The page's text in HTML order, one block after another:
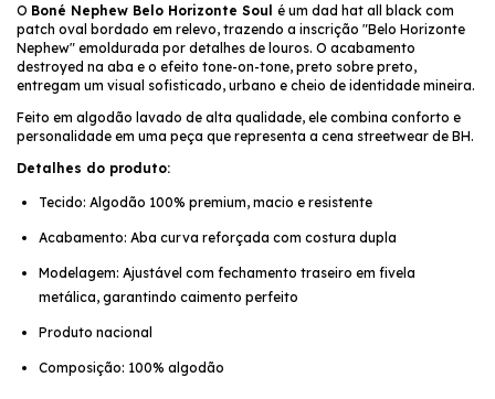
O Boné Nephew Belo Horizonte Soul é um dad hat all black com
patch oval bordado em relevo, trazendo a inscrição "Belo Horizonte
Nephew" emoldurada por detalhes de louros. O acabamento
destroyed na aba e o efeito tone-on-tone, preto sobre preto,
entregam um visual sofisticado, urbano e cheio de identidade mineira.
Feito em algodão lavado de alta qualidade, ele combina conforto e
personalidade em uma peça que representa a cena streetwear de BH.
Detalhes do produto:
Tecido: Algodão 100% premium, macio e resistente
Acabamento: Aba curva reforçada com costura dupla
Modelagem: Ajustável com fechamento traseiro em fivela
metálica, garantindo caimento perfeito
Produto nacional
Composição: 100% algodão